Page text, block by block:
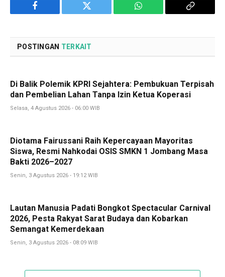
Facebook Twitter WhatsApp
Copy
POSTINGAN TERKAIT
Di Balik Polemik KPRI Sejahtera: Pembukuan Terpisah
dan Pembelian Lahan Tanpa Izin Ketua Koperasi
Selasa, 4 Agustus 2026 - 06:00 WIB
Diotama Fairussani Raih Kepercayaan Mayoritas
Siswa, Resmi Nahkodai OSIS SMKN 1 Jombang Masa
Bakti 2026–2027
Senin, 3 Agustus 2026 - 19:12 WIB
Lautan Manusia Padati Bongkot Spectacular Carnival
2026, Pesta Rakyat Sarat Budaya dan Kobarkan
Semangat Kemerdekaan
Senin, 3 Agustus 2026 - 08:09 WIB